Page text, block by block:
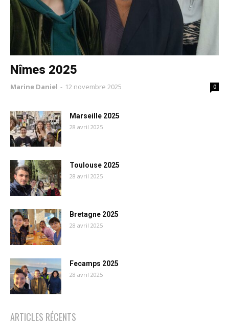
Nîmes 2025
Marine Daniel - 12 novembre 2025 0
Marseille 2025
28 avril 2025
Toulouse 2025
28 avril 2025
Bretagne 2025
28 avril 2025
Fecamps 2025
28 avril 2025
ARTICLES RÉCENTS